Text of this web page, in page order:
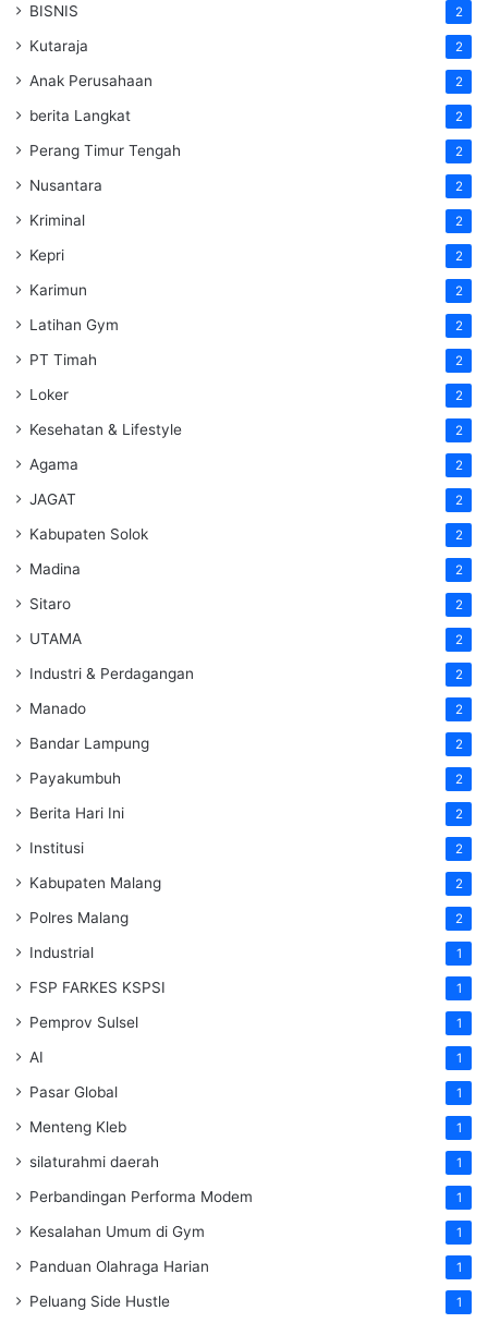
BISNIS 2
Kutaraja 2
Anak Perusahaan 2
berita Langkat 2
Perang Timur Tengah 2
Nusantara 2
Kriminal 2
Kepri 2
Karimun 2
Latihan Gym 2
PT Timah 2
Loker 2
Kesehatan & Lifestyle 2
Agama 2
JAGAT 2
Kabupaten Solok 2
Madina 2
Sitaro 2
UTAMA 2
Industri & Perdagangan 2
Manado 2
Bandar Lampung 2
Payakumbuh 2
Berita Hari Ini 2
Institusi 2
Kabupaten Malang 2
Polres Malang 2
Industrial 1
FSP FARKES KSPSI 1
Pemprov Sulsel 1
AI 1
Pasar Global 1
Menteng Kleb 1
silaturahmi daerah 1
Perbandingan Performa Modem 1
Kesalahan Umum di Gym 1
Panduan Olahraga Harian 1
Peluang Side Hustle 1